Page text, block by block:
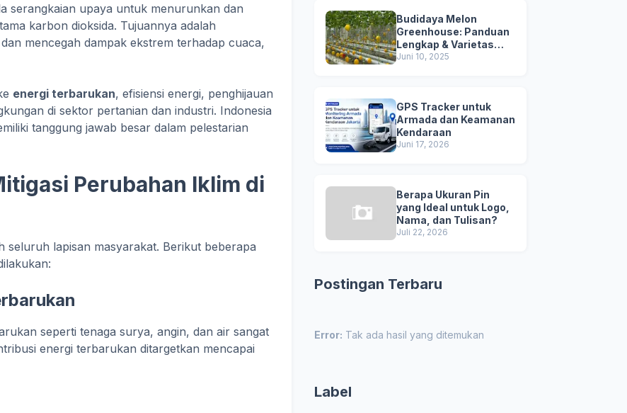
serangkaian upaya untuk menurunkan dan
karbon dioksida. Tujuannya adalah
mencegah dampak ekstrem terhadap cuaca,
energi terbarukan, efisiensi energi, penghijauan
di sektor pertanian dan industri. Indonesia
tanggung jawab besar dalam pelestarian
Perubahan Iklim di
seluruh lapisan masyarakat. Berikut beberapa
seperti tenaga surya, angin, dan air sangat
energi terbarukan ditargetkan mencapai
Budidaya Melon
Greenhouse: Panduan
Lengkap & Varietas
Unggul
Juni 10, 2025
GPS Tracker untuk
Armada dan Keamanan
Kendaraan
Juni 17, 2026
Berapa Ukuran Pin
yang Ideal untuk Logo,
Nama, dan Tulisan?
Juli 22, 2026
Postingan Terbaru
Error: Tak ada hasil yang ditemukan
Label